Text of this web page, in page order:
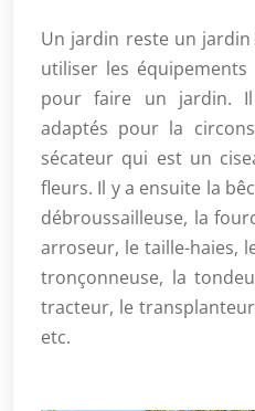
Un jardin reste un jardin
utiliser les
pour faire un jardin.
adaptés pour la
sécateur qui est un
fleurs. Il y a ensuite la
débroussailleuse, la
arroseur, le taille-haies,
tronçonneuse, la
tracteur, le
etc.